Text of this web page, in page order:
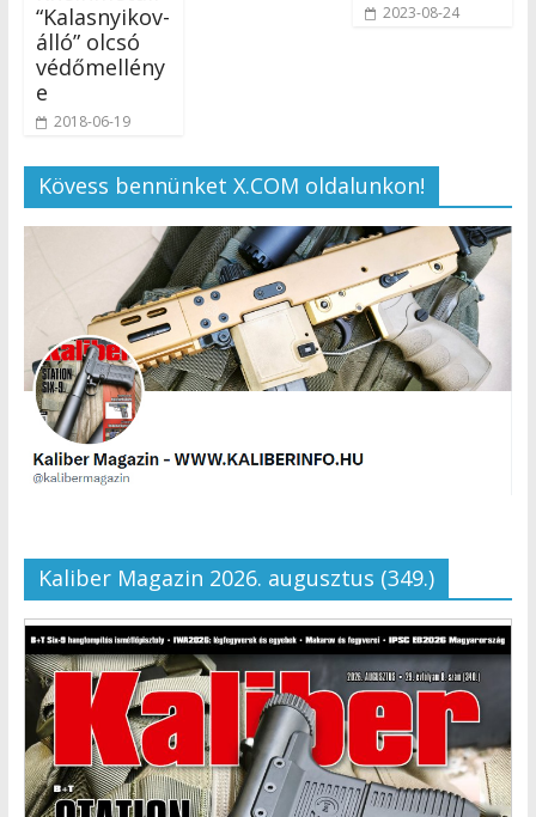
“Kalasnyikov-
álló” olcsó
védőmellény
e
2018-06-19
2023-08-24
Kövess bennünket X.COM oldalunkon!
Kaliber Magazin 2026. augusztus (349.)